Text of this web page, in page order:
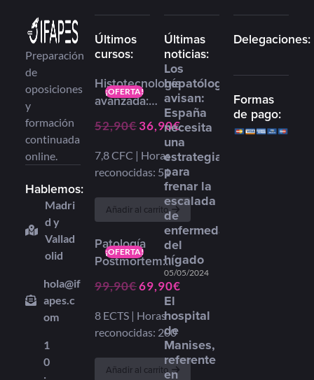
Preparación
de
oposiciones
y
formación
continuada
online.
Hablemos:
Madri
d y
Vallad
olid
hola@if
apes.c
om
1
0
Últimos
cursos:
¡OFERTA!
Histotecnología
avanzada:
Optimización,
Control e
Innovación en el
procesamiento
52,90€36,90€
7,8 CFC | Horas
reconocidas: 51
Añadir al carrito
¡OFERTA!
Patología
Postmortem:
Autopsia Clínica,
Perinatal y
medico-legal
99,90€69,90€
8 ECTS | Horas
reconocidas: 200
Añadir al carrito
Últimas
noticias:
Los
hepatólogos
avisan:
España
necesita
una
estrategia
para
frenar la
escalada
de
enfermedades
del
hígado
05/05/2024
El
hospital
de
Manises,
referente
en
Delegaciones:
Formas
de pago: